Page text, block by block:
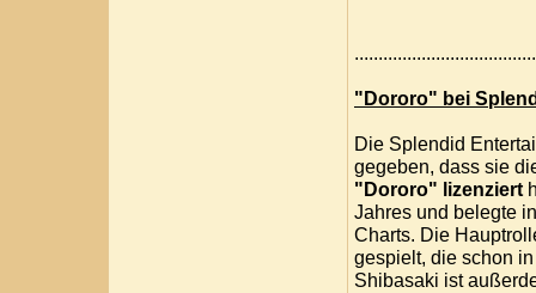
"Dororo" bei
Die Splendid
gegeben, dass sie
"Dororo" lizenziert
Jahres und belegte
Charts. Die
gespielt, die schon
Shibasaki ist